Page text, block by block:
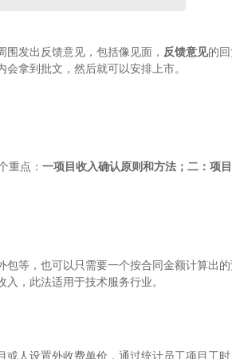
发出反馈意见，包括像见面， 反馈意见的
拿到批文，然后就可以安排上市。
重点： 一项目收入确认原则和方法；二：项
等，也可以只需要一个按合同金额计算出
，此法适用于技术服务行业。
人设置外收费单价，通过统计员工项目工